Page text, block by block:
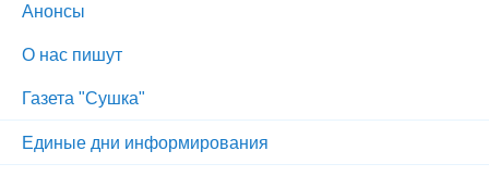
Анонсы
О нас пишут
Газета "Сушка"
Единые дни информирования